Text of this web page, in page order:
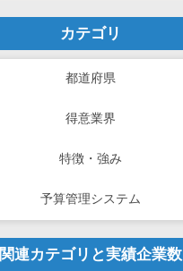
カテゴリ
都道府県
得意業界
特徴・強み
予算管理システム
関連カテゴリと実績企業数